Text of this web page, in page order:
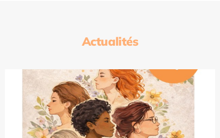
Actualités